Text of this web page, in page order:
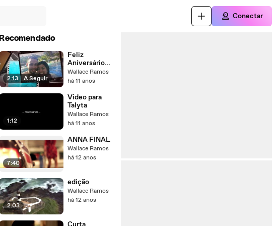
Conectar
Recomendado
2:13 | A Seguir
Feliz
Aniversário
meu Dengo!!!
Wallace Ramos
há 11 anos
1:12
Video para
Talyta
Wallace Ramos
há 11 anos
7:40
ANNA FINAL
Wallace Ramos
há 12 anos
2:03
edição
Wallace Ramos
há 12 anos